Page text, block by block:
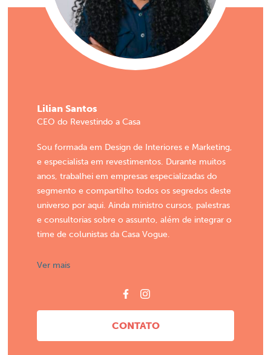
Lilian Santos
CEO do Revestindo a Casa
Sou formada em Design de Interiores e Marketing,
e especialista em revestimentos. Durante muitos
anos, trabalhei em empresas especializadas do
segmento e compartilho todos os segredos deste
universo por aqui. Ainda ministro cursos, palestras
e consultorias sobre o assunto, além de integrar o
time de colunistas da Casa Vogue.
Ver mais
CONTATO